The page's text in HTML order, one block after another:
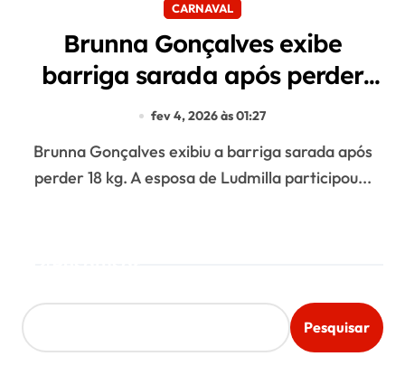
CARNAVAL
Brunna Gonçalves exibe
barriga sarada após perder
18kg
fev 4, 2026 às 01:27
Brunna Gonçalves exibiu a barriga sarada após
perder 18 kg. A esposa de Ludmilla participou...
Pesquisar